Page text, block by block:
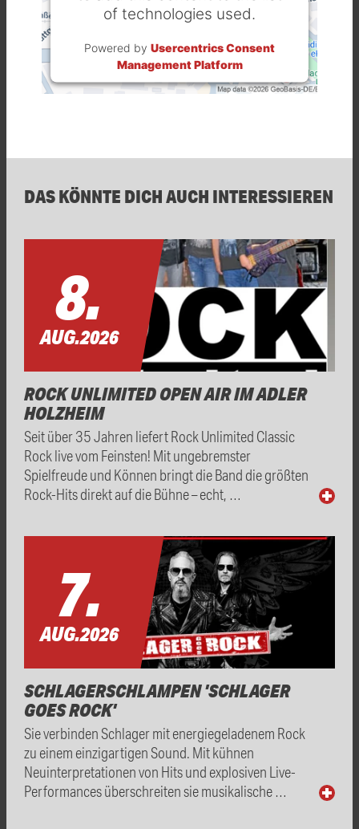
of technologies used.
Powered by Usercentrics Consent
Management Platform
DAS KÖNNTE DICH AUCH INTERESSIEREN
8.
AUG.2026
ROCK UNLIMITED OPEN AIR IM ADLER
HOLZHEIM
Seit über 35 Jahren liefert Rock Unlimited Classic
Rock live vom Feinsten! Mit ungebremster
Spielfreude und Können bringt die Band die größten
Rock-Hits direkt auf die Bühne – echt, …
7.
AUG.2026
SCHLAGERSCHLAMPEN 'SCHLAGER
GOES ROCK'
Sie verbinden Schlager mit energiegeladenem Rock
zu einem einzigartigen Sound. Mit kühnen
Neuinterpretationen von Hits und explosiven Live-
Performances überschreiten sie musikalische …